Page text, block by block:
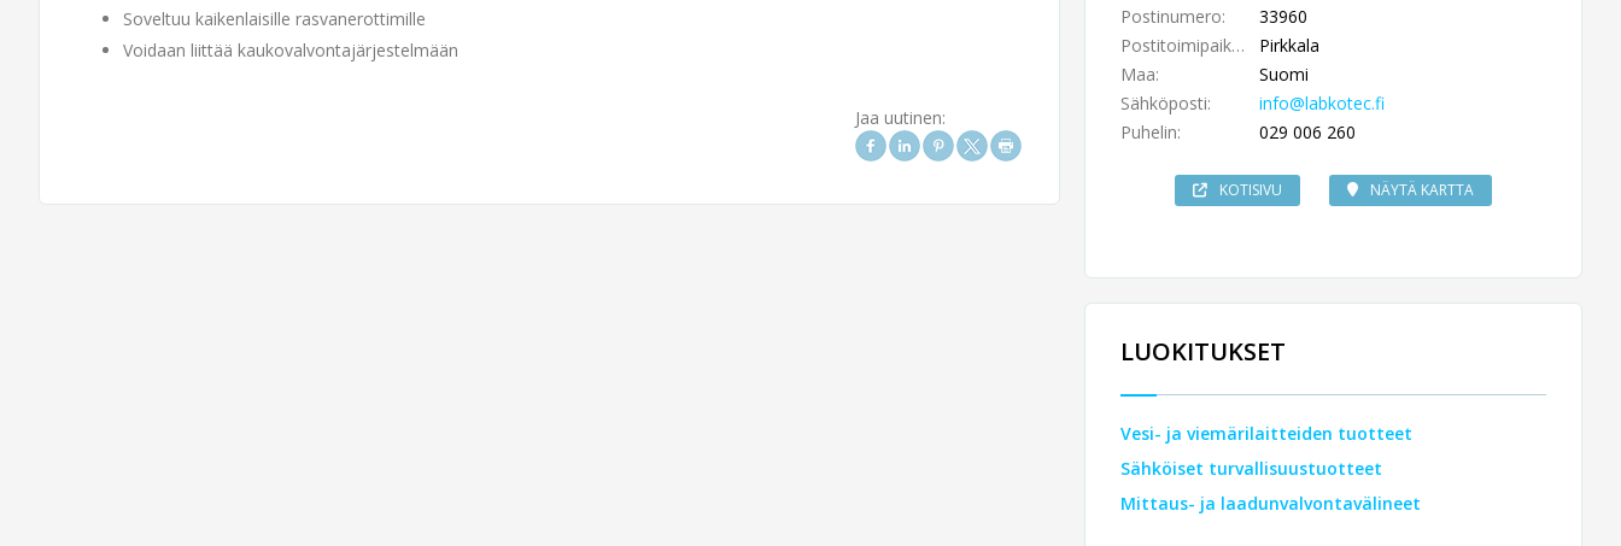
Soveltuu kaikenlaisille rasvanerottimille
Voidaan liittää kaukovalvontajärjestelmään
Jaa uutinen:
Postinumero:
33960
Postitoimipaikka:
Pirkkala
Maa:
Suomi
Sähköposti:
info@labkotec.fi
Puhelin:
029 006 260
KOTISIVU NÄYTÄ KARTTA
LUOKITUKSET
Vesi- ja viemärilaitteiden tuotteet
Sähköiset turvallisuustuotteet
Mittaus- ja laadunvalvontavälineet